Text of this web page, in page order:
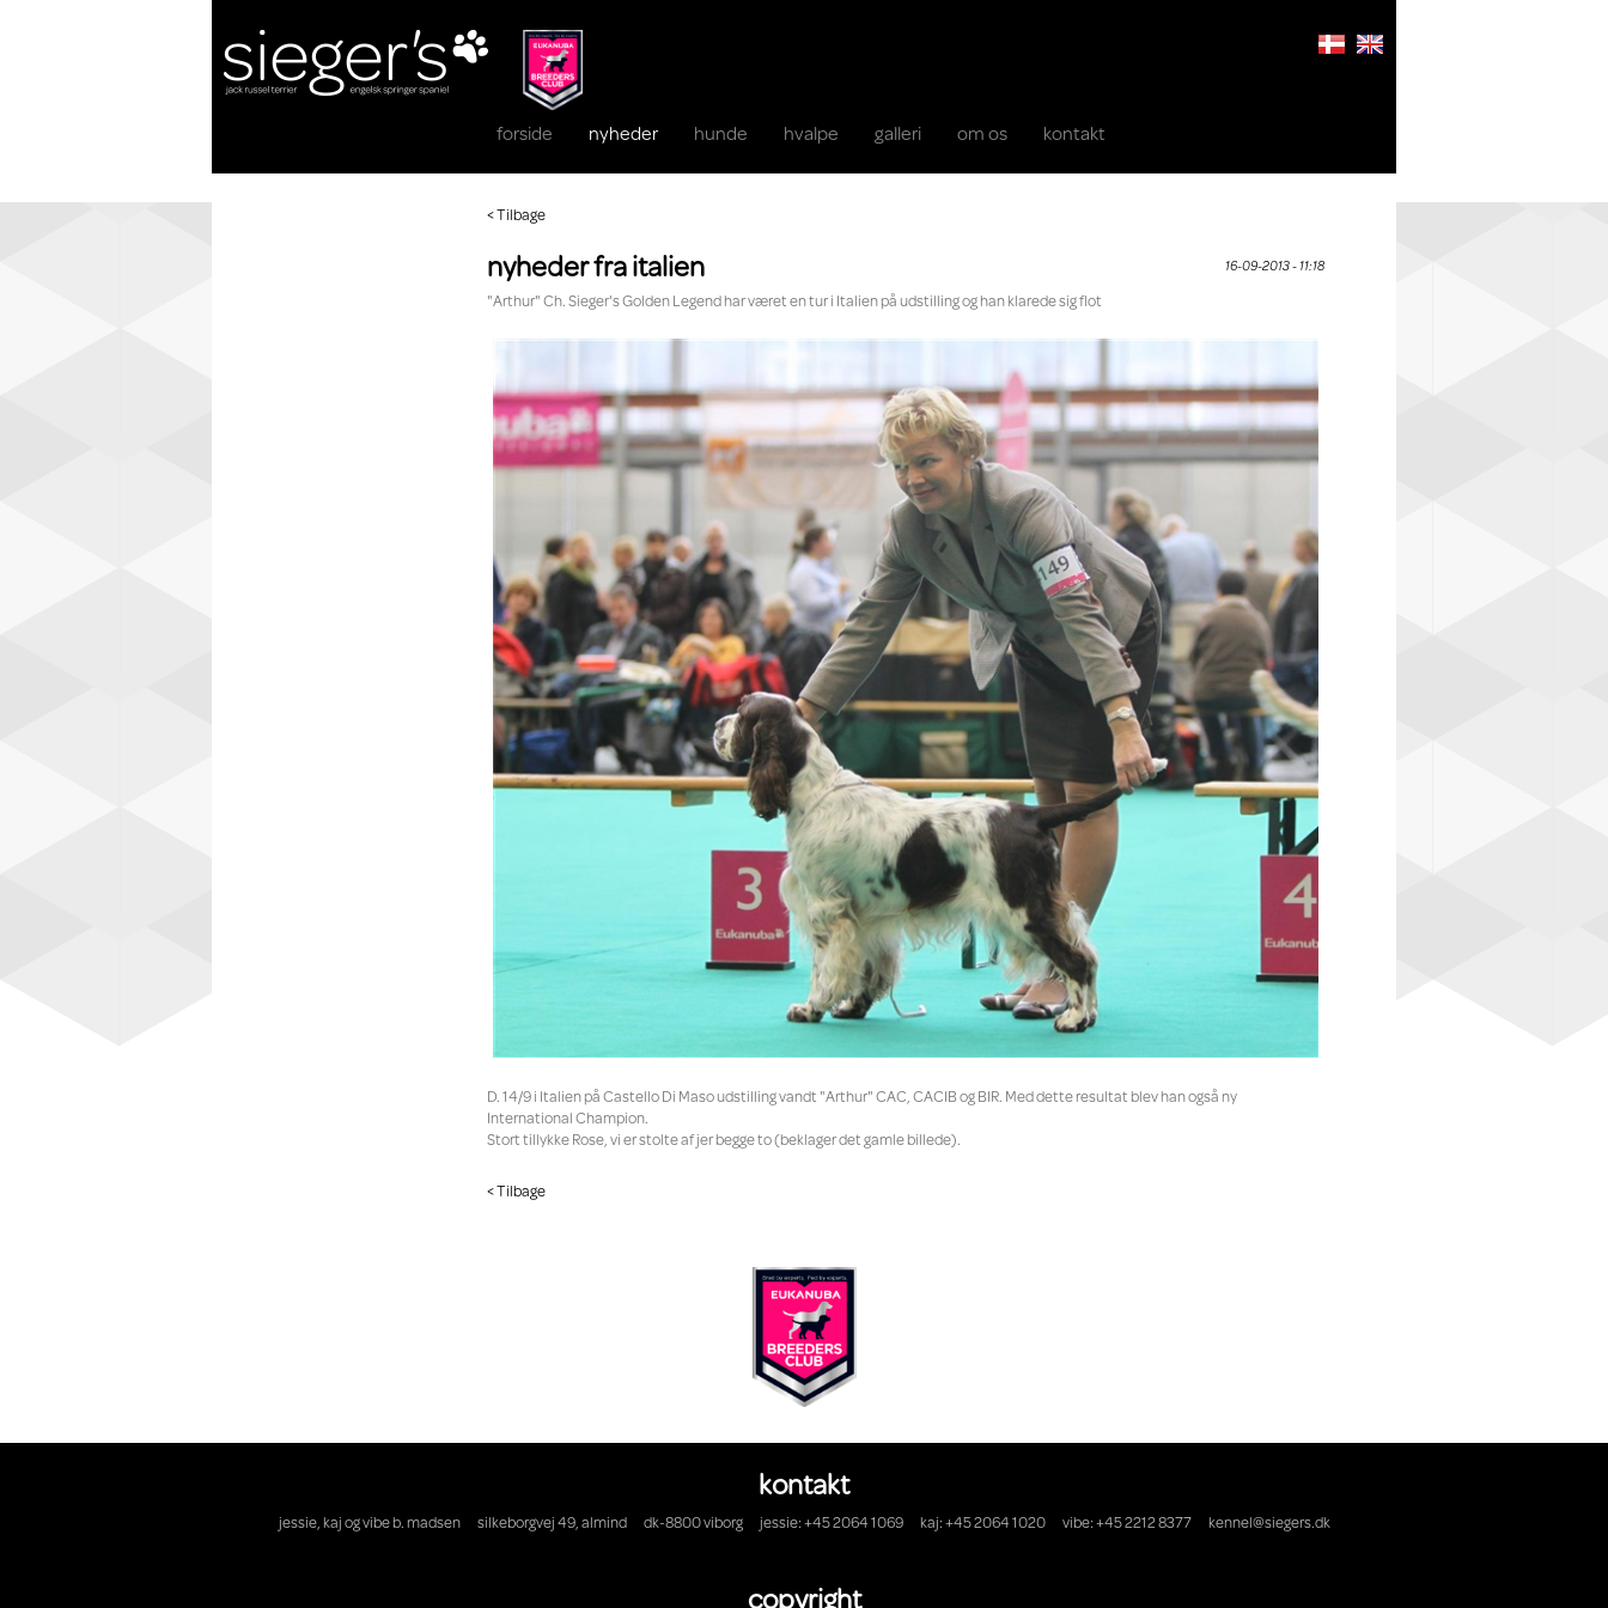
forside nyheder hunde hvalpe galleri om os kontakt
< Tilbage
nyheder fra italien 16-09-2013 - 11:18
"Arthur" Ch. Sieger's Golden Legend har været en tur i Italien på udstilling og han klarede sig flot
D. 14/9 i Italien på Castello Di Maso udstilling vandt "Arthur" CAC, CACIB og BIR. Med dette resultat blev han også ny
International Champion.
Stort tillykke Rose, vi er stolte af jer begge to (beklager det gamle billede).
< Tilbage
kontakt
jessie, kaj og vibe b. madsen silkeborgvej 49, almind dk-8800 viborg jessie: +45 2064 1069 kaj: +45 2064 1020 vibe: +45 2212 8377 kennel@siegers.dk
copyright